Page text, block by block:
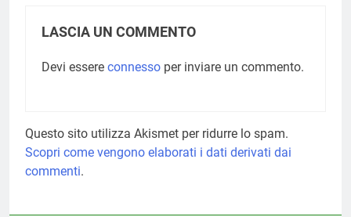
LASCIA UN COMMENTO
Devi essere connesso per inviare un commento.
Questo sito utilizza Akismet per ridurre lo spam.
Scopri come vengono elaborati i dati derivati dai
commenti.